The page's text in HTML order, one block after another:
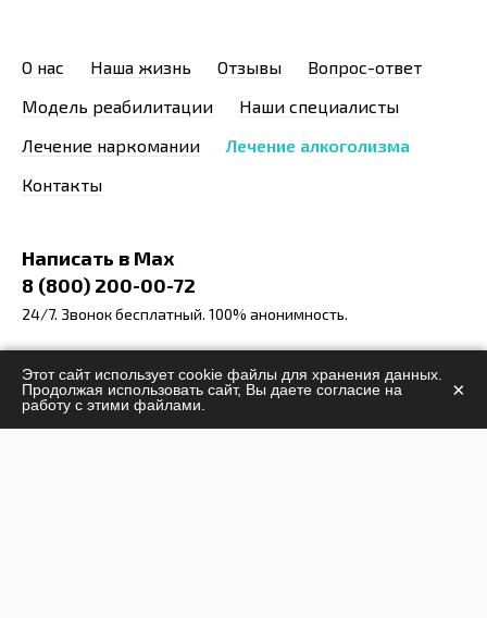
О нас Наша жизнь Отзывы
Вопрос-ответ
Модель реабилитации
Наши специалисты
Лечение наркомании
Лечение алкоголизма
Контакты
Написать в Max
8 (800) 200-00-72
24/7. Звонок бесплатный. 100% анонимность.
info@stop-narcomania.ru
Московская область, Наро-Фоминский район,
Апрелевка
Этот сайт использует cookie файлы для хранения данных.
Продолжая использовать сайт, Вы даете согласие на
работу с этими файлами.
×